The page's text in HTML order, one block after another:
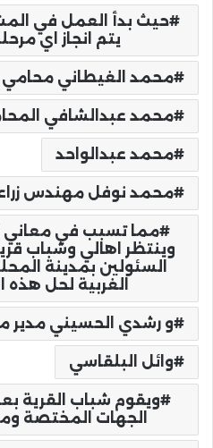
حيث بدأ العمل في
يتم انجاز اي
محمد الغيطاني محامي
محمد عبدالشافي
محمد عبدالواحد
محمد نوفل مهندس
مما تسبب في معاني
وينتظر اهالي وشباب
السئولين بمدينة
الغربية لحل هذه
و رشدي الحسيني مدير
وائل البلقاسي
ويقوم شباب القرية
الجهات المختصة